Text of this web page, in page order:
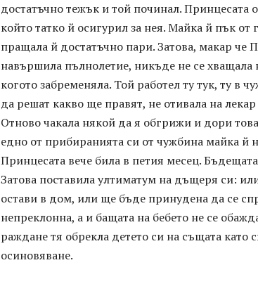
достатъчно тежък и той починал. Принцесата
който татко й осигурил за нея. Майка й пък
пращала й достатъчно пари. Затова, макар че
навършила пълнолетие, никъде не се хващала
когото забременяла. Той работел ту тук, ту в
да решат какво ще правят, не отивала на
Отново чакала някой да я обгрижи и дори
едно от прибиранията си от чужбина майка й
Принцесата вече била в петия месец.
Затова поставила ултиматум на дъщеря си:
остави в дом, или ще бъде принудена да се
непреклонна, а и бащата на бебето не се
раждане тя обрекла детето си на същата като
осиновяване.